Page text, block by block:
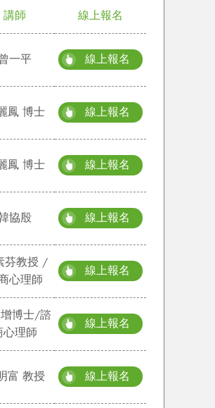
講師 線上報名
一平 線上報名
鳳 博士 線上報名
鳳 博士 線上報名
協殷 線上報名
芬教授 /
心理師
線上報名
博士/諮
心理師
線上報名
富 教授 線上報名